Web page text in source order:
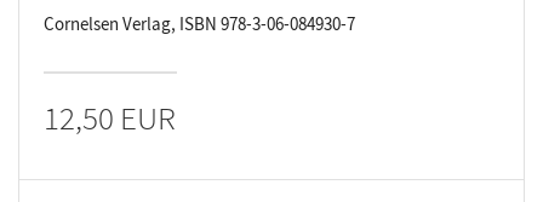
Cornelsen Verlag, ISBN 978-3-06-084930-7
12,50 EUR